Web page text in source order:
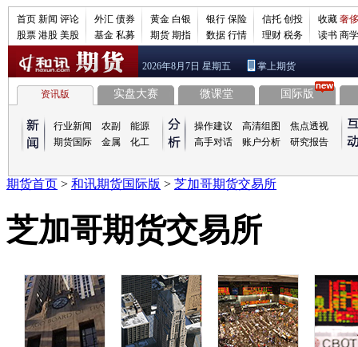
首页 新闻 评论
股票 港股 美股
外汇 债券
基金 私募
黄金 白银
期货 期指
银行 保险
数据 行情
信托 创投
理财 税务
收藏 奢
读书 商
2026年8月7日 星期五 掌上期货
资讯版 实盘大赛 微课堂 国际版
行业新闻 农副
能源
期货国际
金属 化工
操作建议 高清组图
焦点透视
高手对话
账户分析 研究报告
期货首页 > 和讯期货国际版 > 芝加哥期货交易所
芝加哥期货交易所